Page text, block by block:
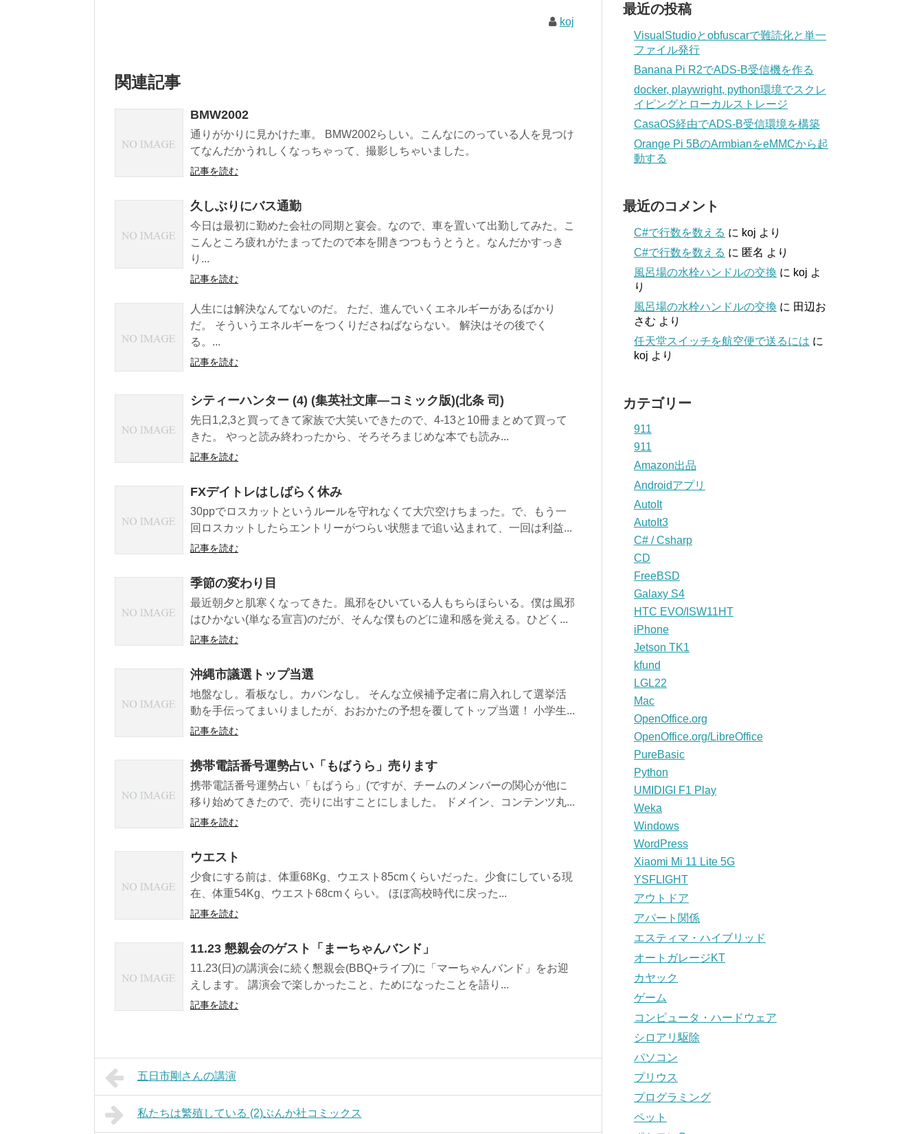
koj
関連記事
BMW2002
通りがかりに見かけた車。 BMW2002らしい。こんなにのっている人を見つけ
てなんだかうれしくなっちゃって、撮影しちゃいました。
記事を読む
久しぶりにバス通勤
今日は最初に勤めた会社の同期と宴会。なので、車を置いて出勤してみた。こ
こんところ疲れがたまってたので本を開きつつもうとうと。なんだかすっき
り...
記事を読む
人生には解決なんてないのだ。 ただ、進んでいくエネルギーがあるばかり
だ。 そういうエネルギーをつくりださねばならない。 解決はその後でく
る。...
記事を読む
シティーハンター (4) (集英社文庫—コミック版)(北条 司)
先日1,2,3と買ってきて家族で大笑いできたので、4-13と10冊まとめて買って
きた。 やっと読み終わったから、そろそろまじめな本でも読み...
記事を読む
FXデイトレはしばらく休み
30ppでロスカットというルールを守れなくて大穴空けちまった。で、もう一
回ロスカットしたらエントリーがつらい状態まで追い込まれて、一回は利益...
記事を読む
季節の変わり目
最近朝夕と肌寒くなってきた。風邪をひいている人もちらほらいる。僕は風邪
はひかない(単なる宣言)のだが、そんな僕ものどに違和感を覚える。ひどく...
記事を読む
沖縄市議選トップ当選
地盤なし。看板なし。カバンなし。 そんな立候補予定者に肩入れして選挙活
動を手伝ってまいりましたが、おおかたの予想を覆してトップ当選！ 小学生...
記事を読む
携帯電話番号運勢占い「もばうら」売ります
携帯電話番号運勢占い「もばうら」(ですが、チームのメンバーの関心が他に
移り始めてきたので、売りに出すことにしました。 ドメイン、コンテンツ丸...
記事を読む
ウエスト
少食にする前は、体重68Kg、ウエスト85cmくらいだった。少食にしている現
在、体重54Kg、ウエスト68cmくらい。 ほぼ高校時代に戻った...
記事を読む
11.23 懇親会のゲスト「まーちゃんバンド」
11.23(日)の講演会に続く懇親会(BBQ+ライブ)に「マーちゃんバンド」をお迎
えします。 講演会で楽しかったこと、ためになったことを語り...
記事を読む
五日市剛さんの講演
私たちは繁殖している (2)ぶんか社コミックス
最近の投稿
VisualStudioとobfuscarで難読化と単一
ファイル発行
Banana Pi R2でADS-B受信機を作る
docker, playwright, python環境でスクレ
イピングとローカルストレージ
CasaOS経由でADS-B受信環境を構築
Orange Pi 5BのArmbianをeMMCから起
動する
最近のコメント
C#で行数を数える に koj より
C#で行数を数える に 匿名 より
風呂場の水栓ハンドルの交換 に koj よ
り
風呂場の水栓ハンドルの交換 に 田辺お
さむ より
任天堂スイッチを航空便で送るには に
koj より
カテゴリー
911
911
Amazon出品
Androidアプリ
AutoIt
AutoIt3
C# / Csharp
CD
FreeBSD
Galaxy S4
HTC EVO/ISW11HT
iPhone
Jetson TK1
kfund
LGL22
Mac
OpenOffice.org
OpenOffice.org/LibreOffice
PureBasic
Python
UMIDIGI F1 Play
Weka
Windows
WordPress
Xiaomi Mi 11 Lite 5G
YSFLIGHT
アウトドア
アパート関係
エスティマ・ハイブリッド
オートガレージKT
カヤック
ゲーム
コンピュータ・ハードウェア
シロアリ駆除
パソコン
プリウス
プログラミング
ペット